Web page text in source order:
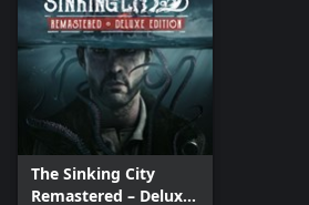
The Sinking City
Remastered – Deluxe